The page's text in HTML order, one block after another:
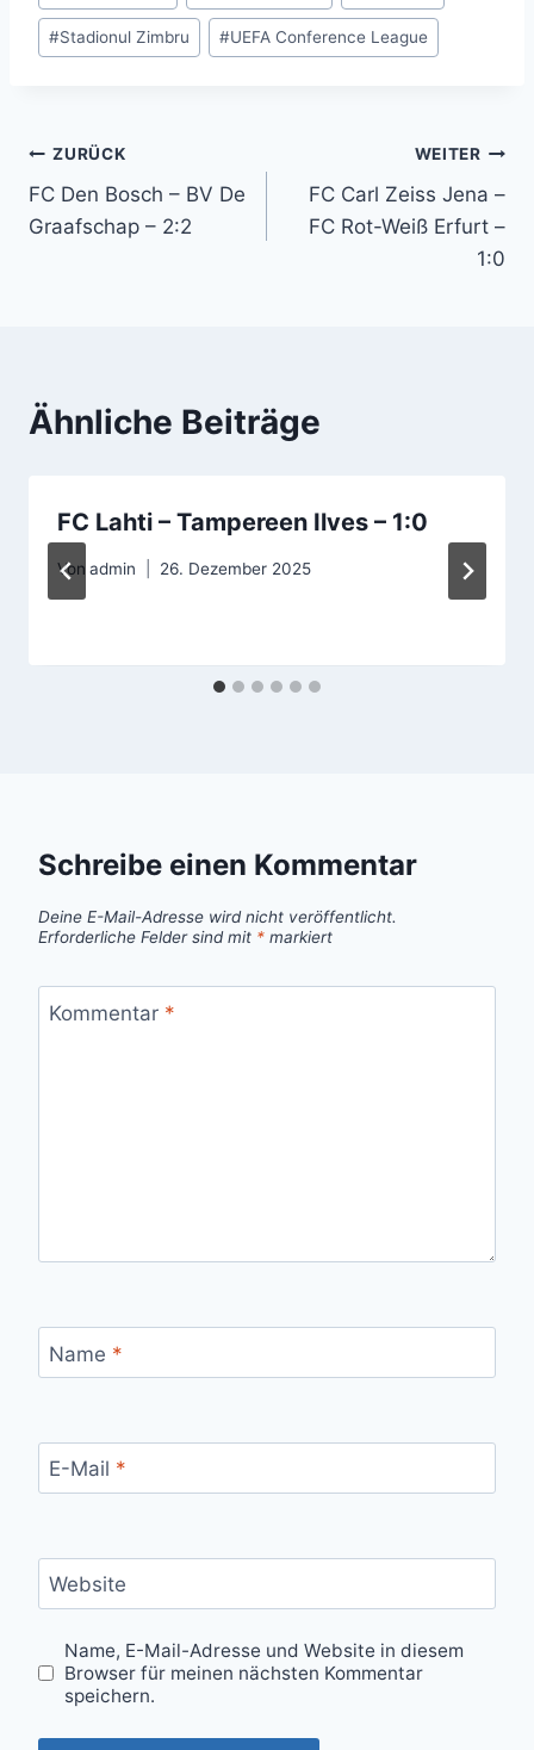
#Stadionul Zimbru #UEFA Conference League
Beitragsnavigation
ZURÜCK
FC Den Bosch – BV De
Graafschap – 2:2
WEITER
FC Carl Zeiss Jena –
FC Rot-Weiß Erfurt –
1:0
Ähnliche Beiträge
FC Lahti – Tampereen Ilves – 1:0
Von admin 26. Dezember 2025
Schreibe einen Kommentar
Deine E-Mail-Adresse wird nicht veröffentlicht.
Erforderliche Felder sind mit * markiert
Kommentar *
Name *
E-Mail *
Website
Name, E-Mail-Adresse und Website in diesem
Browser für meinen nächsten Kommentar
speichern.